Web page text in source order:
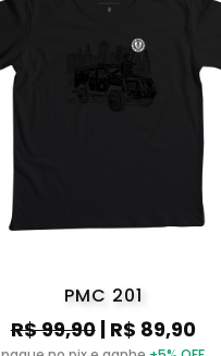
PMC 201
R$ 99,90| R$ 89,90